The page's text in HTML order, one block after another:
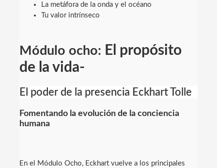
La metáfora de la onda y el océano
Tu valor intrínseco
Módulo ocho: El propósito
de la vida-
El poder de la presencia Eckhart Tolle
Fomentando la evolución de la conciencia
humana
En el Módulo Ocho, Eckhart vuelve a los principales